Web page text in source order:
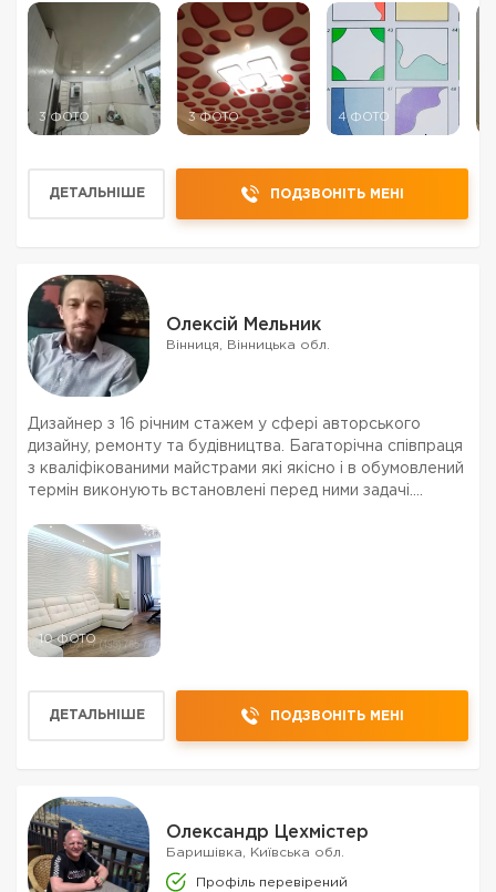
3 ФОТО 3 ФОТО 4 ФОТО
ДЕТАЛЬНІШЕ ПОДЗВОНІТЬ МЕНІ
Олексій Мельник
Вінниця, Вінницька обл.
Дизайнер з 16 річним стажем у сфері авторського
дизайну, ремонту та будівництва. Багаторічна співпраця
з кваліфікованими майстрами які якісно і в обумовлений
термін виконують встановлені перед ними задачі.
будівельних матеріалів. Вироблена роками с...
10 ФОТО
ДЕТАЛЬНІШЕ ПОДЗВОНІТЬ МЕНІ
Олександр Цехмістер
Баришівка, Київська обл.
Профіль перевірений